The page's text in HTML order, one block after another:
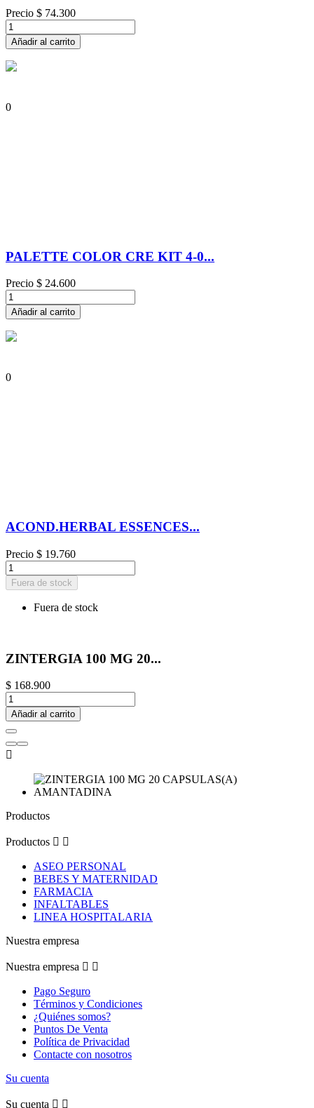
Precio $ 74.300
Añadir al carrito
0
PALETTE COLOR CRE KIT 4-0...
Precio $ 24.600
Añadir al carrito
0
ACOND.HERBAL ESSENCES...
Precio $ 19.760
Fuera de stock
Fuera de stock
ZINTERGIA 100 MG 20...
$ 168.900
Añadir al carrito

Productos
Productos  
ASEO PERSONAL
BEBES Y MATERNIDAD
FARMACIA
INFALTABLES
LINEA HOSPITALARIA
Nuestra empresa
Nuestra empresa  
Pago Seguro
Términos y Condiciones
¿Quiénes somos?
Puntos De Venta
Política de Privacidad
Contacte con nosotros
Su cuenta
Su cuenta  